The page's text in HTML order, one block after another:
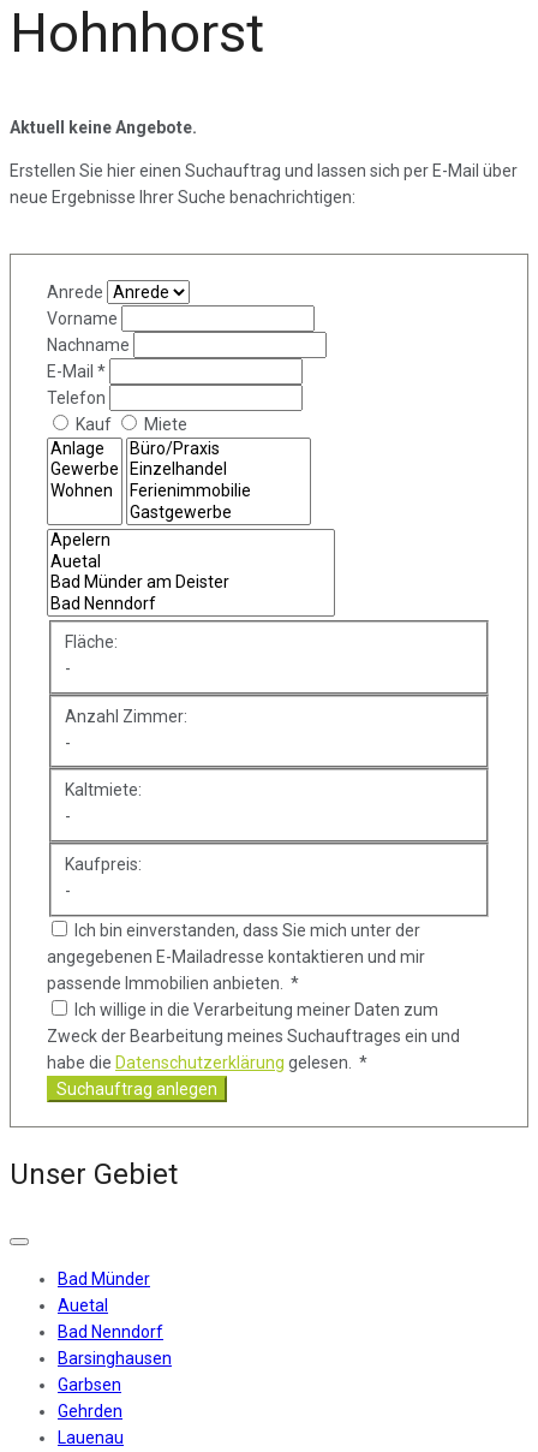
Hohnhorst
Aktuell keine Angebote.
Erstellen Sie hier einen Suchauftrag und lassen sich per E-Mail über
neue Ergebnisse Ihrer Suche benachrichtigen:
Anrede
Vorname
Nachname
E-Mail *
Telefon
Kauf
Miete
Fläche:
-
Anzahl Zimmer:
-
Kaltmiete:
-
Kaufpreis:
-
Ich bin einverstanden, dass Sie mich unter der
angegebenen E-Mailadresse kontaktieren und mir
passende Immobilien anbieten. *
Ich willige in die Verarbeitung meiner Daten zum
Zweck der Bearbeitung meines Suchauftrages ein und
habe die Datenschutzerklärung gelesen. *
Suchauftrag anlegen
Unser Gebiet
Bad Münder
Auetal
Bad Nenndorf
Barsinghausen
Garbsen
Gehrden
Lauenau